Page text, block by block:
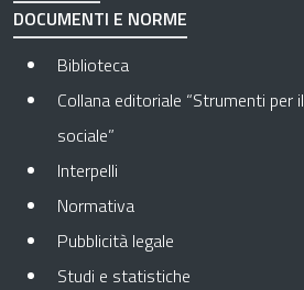
DOCUMENTI E NORME
Biblioteca
Collana editoriale “Strumenti per il
sociale”
Interpelli
Normativa
Pubblicità legale
Studi e statistiche